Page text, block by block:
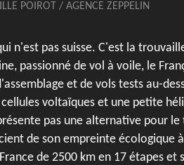
POIROT / AGENCE ZEPPELIN
n'est pas suisse. C'est la
passionné de vol à voile, le
et de vols tests au-
voltaïques et une petite
pas une alternative pour le
de son empreinte écologique
de 2500 km en 17 étapes et